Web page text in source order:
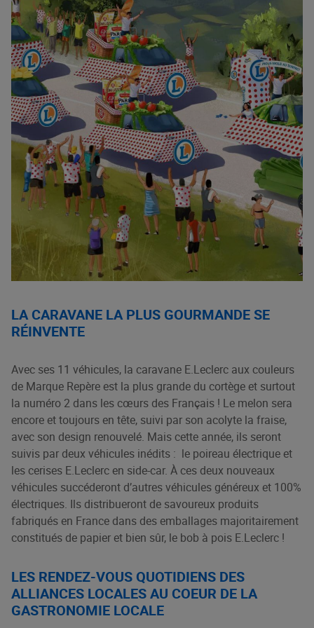
LA CARAVANE LA PLUS GOURMANDE SE
RÉINVENTE
Avec ses 11 véhicules, la caravane E.Leclerc aux couleurs
de Marque Repère est la plus grande du cortège et surtout
la numéro 2 dans les cœurs des Français ! Le melon sera
encore et toujours en tête, suivi par son acolyte la fraise,
avec son design renouvelé. Mais cette année, ils seront
suivis par deux véhicules inédits : le poireau électrique et
les cerises E.Leclerc en side-car. À ces deux nouveaux
véhicules succéderont d’autres véhicules généreux et 100%
électriques. Ils distribueront de savoureux produits
fabriqués en France dans des emballages majoritairement
constitués de papier et bien sûr, le bob à pois E.Leclerc !
LES RENDEZ-VOUS QUOTIDIENS DES
ALLIANCES LOCALES AU COEUR DE LA
GASTRONOMIE LOCALE